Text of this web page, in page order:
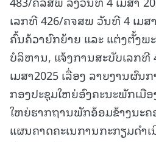
ເລກທີ 426/ຄຈສພ ວັນທີ 4 ເມສ
ຄົ້ນຄ້ວາຍົກຍ້າຍ ແລະ ແຕ່ງຕັ້ງ
ບໍລິຫານ, ແຈ້ງການສະບັບເລກທີ
ເມສາ2025 ເລື່ອງ ລາຍງານຜົນ
ກອງປະຊຸມໃຫຍ່ອົງຄະນະພັກເມື
ໃຫຍ່ຮາກຖານພັກອ້ອມຂ້າງນະຄ
ແຜນຄາດຄະເນການກະກຽມດຳ